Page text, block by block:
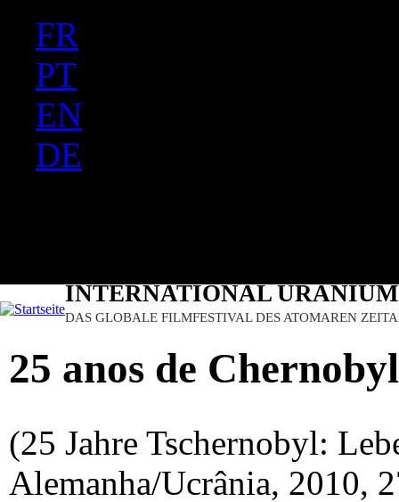
FR
PT
EN
DE
INTERNATIONAL
DAS GLOBALE FILMFESTIVAL DES ATOMAREN
25 anos de
(25 Jahre Tschernobyl:
Alemanha/Ucrânia, 2010,